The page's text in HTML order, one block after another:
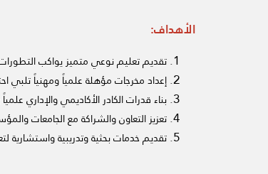
الأهداف:
تقديم تعليم نوعي متميز يواكب التطورات
إعداد مخرجات مؤهلة علمياً ومهنياً تلبي
بناء قدرات الكادر الأكاديمي والإداري
تعزيز التعاون والشراكة مع الجامعات
تقديم خدمات بحثية وتدريبية واستشارية